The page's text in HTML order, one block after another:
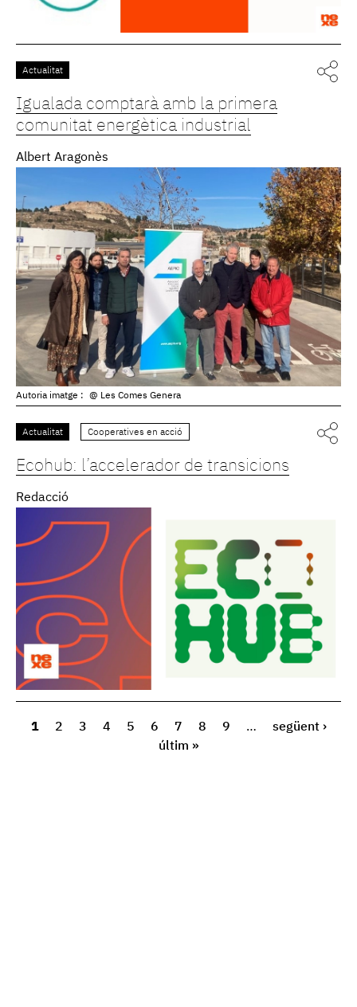
Actualitat
Igualada comptarà amb la primera
comunitat energètica industrial
Albert Aragonès
Autoria imatge : @ Les Comes Genera
Actualitat Cooperatives en acció
Ecohub: l’accelerador de transicions
Redacció
1 2 3 4 5 6 7 8 9 …
següent ›
últim »